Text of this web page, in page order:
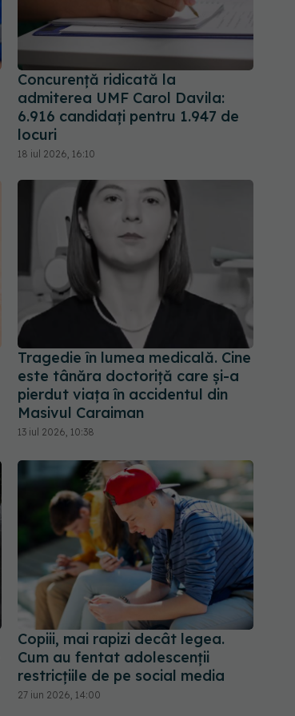
Concurență ridicată la
admiterea UMF Carol Davila:
6.916 candidați pentru 1.947 de
locuri
18 iul 2026, 16:10
Tragedie în lumea medicală. Cine
este tânăra doctoriță care și-a
pierdut viața în accidentul din
Masivul Caraiman
13 iul 2026, 10:38
Copiii, mai rapizi decât legea.
Cum au fentat adolescenții
restricțiile de pe social media
27 iun 2026, 14:00